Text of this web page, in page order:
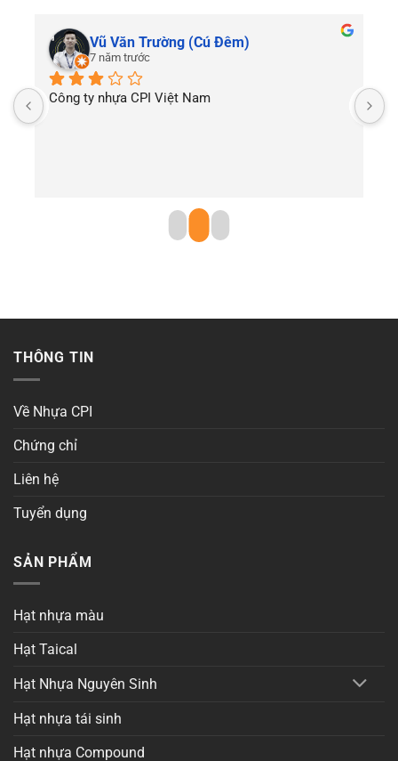
Vũ Văn Trường (Cú Đêm)
7 năm trước
Công ty nhựa CPI Việt Nam
THÔNG TIN
Về Nhựa CPI
Chứng chỉ
Liên hệ
Tuyển dụng
SẢN PHẨM
Hạt nhựa màu
Hạt Taical
Hạt Nhựa Nguyên Sinh
Hạt nhựa tái sinh
Hạt nhựa Compound